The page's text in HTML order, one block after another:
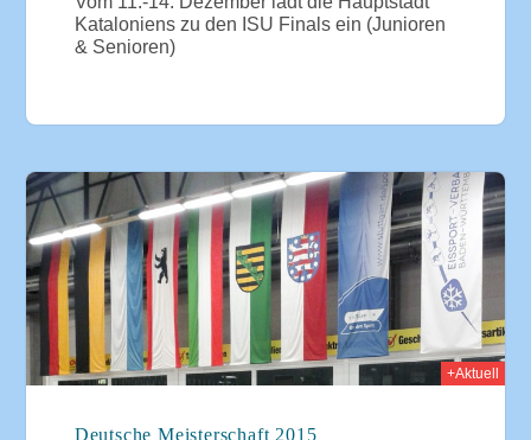
Kataloniens zu den ISU Finals ein (Junioren
& Senioren)
+Aktuell
Deutsche Meisterschaft 2015